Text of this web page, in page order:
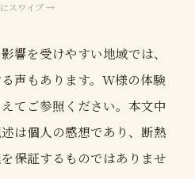
響を受けやすい地域では、
声もあります。W様の体験
てご参照ください。本文中
は個人の感想であり、断熱
保証するものではありませ